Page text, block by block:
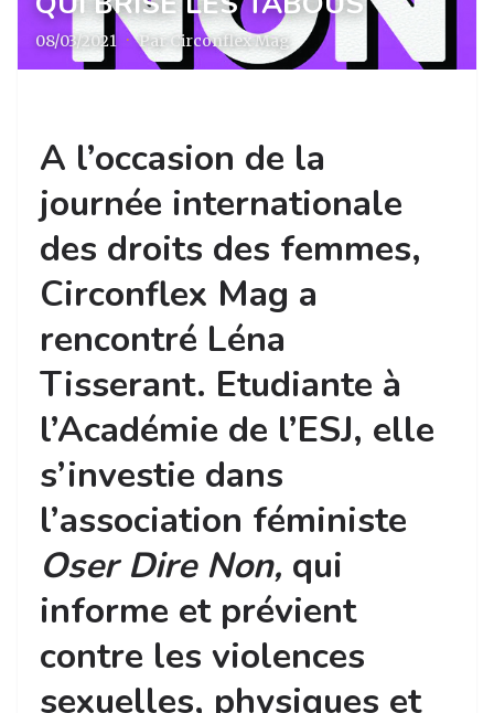
08/03/2021 · Par Circonflex Mag
A l’occasion de la
journée internationale
des droits des femmes,
Circonflex Mag a
rencontré Léna
Tisserant. Etudiante à
l’Académie de l’ESJ, elle
s’investie dans
l’association féministe
Oser Dire Non, qui
informe et prévient
contre les violences
sexuelles, physiques et